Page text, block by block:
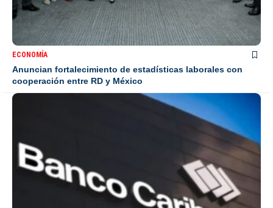
ECONOMÍA
Anuncian fortalecimiento de estadísticas laborales con
cooperación entre RD y México